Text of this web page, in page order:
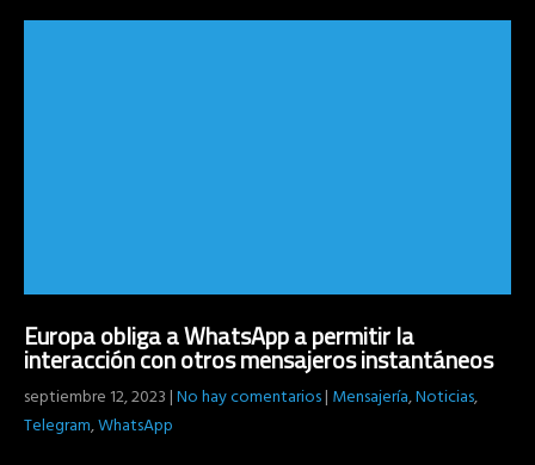
Europa obliga a WhatsApp a permitir la
interacción con otros mensajeros instantáneos
septiembre 12, 2023|No hay comentarios| Mensajería,Noticias,
Telegram,WhatsApp